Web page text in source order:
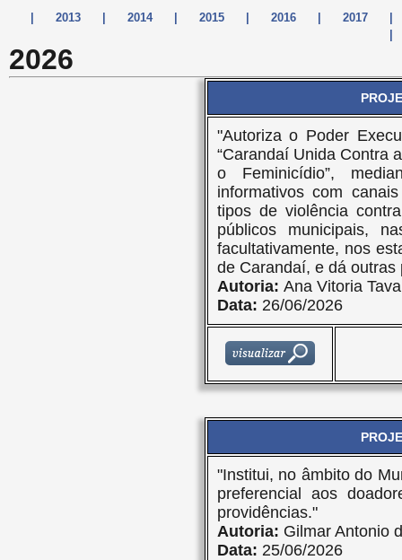
2013 2014 2015 2016 2017
2026
"Autoriza o Poder
“Carandaí Unida Contra
o Feminicídio”,
informativos com
tipos de violência
públicos municipais,
facultativamente, nos
de Carandaí, e dá outras
Autoria: Ana Vitoria
Data: 26/06/2026
"Institui, no âmbito do
preferencial aos
providências."
Autoria: Gilmar Antonio
Data: 25/06/2026